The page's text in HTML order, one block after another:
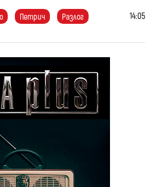
Петрич Разлог 14:05